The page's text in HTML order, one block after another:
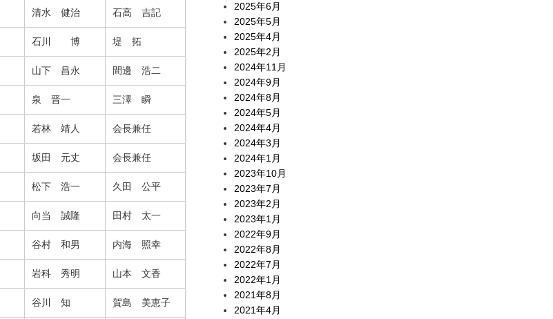
清水 健治 石高 吉記
石川 博 堤 拓
山下 昌永 間邊 浩二
泉 晋一 三澤 瞬
若林 靖人 会長兼任
坂田 元丈 会長兼任
松下 浩一 久田 公平
向当 誠隆 田村 太一
谷村 和男 内海 照幸
岩科 秀明 山本 文香
谷川 知 賀島 美恵子
2025年6月
2025年5月
2025年4月
2025年2月
2024年11月
2024年9月
2024年8月
2024年5月
2024年4月
2024年3月
2024年1月
2023年10月
2023年7月
2023年2月
2023年1月
2022年9月
2022年8月
2022年7月
2022年1月
2021年8月
2021年4月